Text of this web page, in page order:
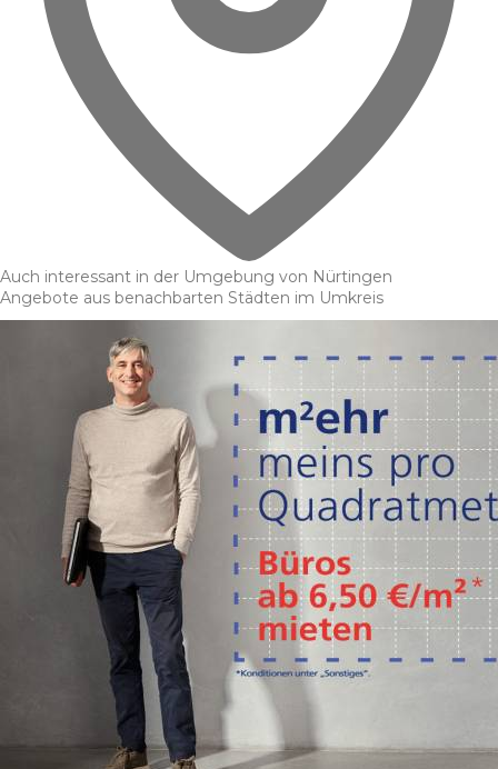
Auch interessant in der Umgebung von Nürtingen
Angebote aus benachbarten Städten im Umkreis